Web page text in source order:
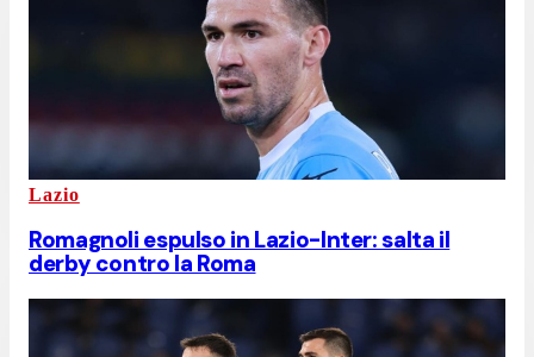
Lazio
Romagnoli espulso in Lazio-Inter: salta il
derby contro la Roma